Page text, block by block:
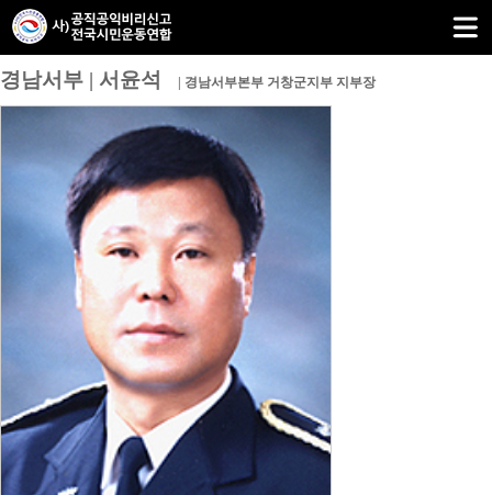
경남서부 | 서윤석 | 경남서부본부 거창군지부 지부장